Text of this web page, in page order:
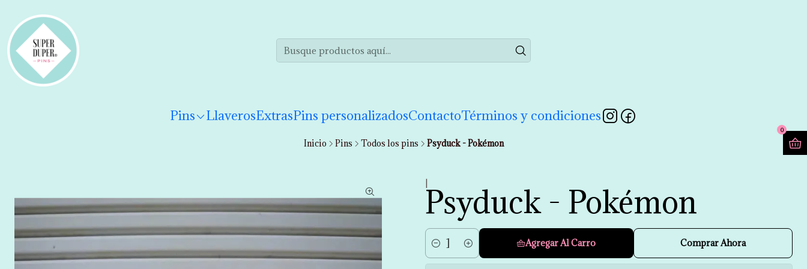
Pins LlaverosExtrasPins personalizadosContactoTérminos y condiciones
0
Inicio Pins Todos los pins Psyduck - Pokémon
Psyduck - Pokémon
Cantidad
Agregar Al Carro Comprar Ahora